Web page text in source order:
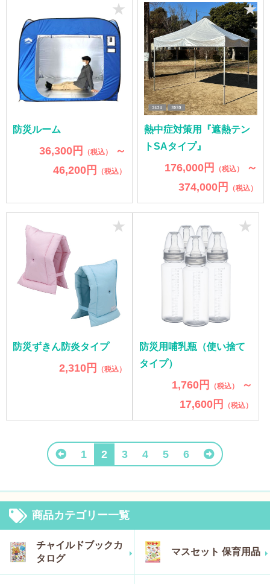
防災ルーム
36,300円 （税込）
～
46,200円
（税込）
★
熱中症対策用『遮熱テン
トSAタイプ』
176,000円 （税込）
～
374,000円
（税込）
★
防災ずきん防炎タイプ
2,310円 （税込）
★
防災用哺乳瓶（使い捨て
タイプ）
1,760円 （税込）
～
17,600円
（税込）
★
1 2 3 4 5 6
商品カテゴリー一覧
チャイルドブックカ
タログ
マスセット 保育用品